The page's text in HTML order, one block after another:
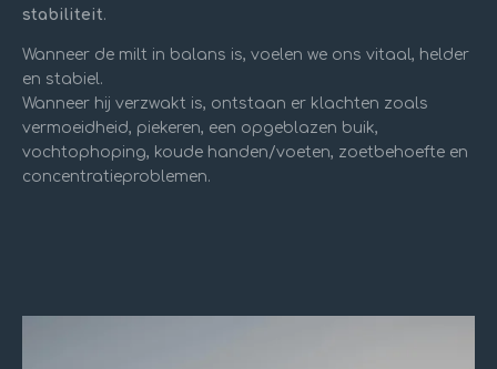
stabiliteit.
Wanneer de milt in balans is, voelen we ons vitaal, helder
en stabiel.
Wanneer hij verzwakt is, ontstaan er klachten zoals
vermoeidheid, piekeren, een opgeblazen buik,
vochtophoping, koude handen/voeten, zoetbehoefte en
concentratieproblemen.